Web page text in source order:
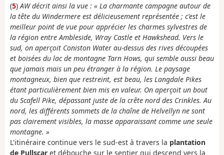
(5) AW décrit ainsi la vue : « La charmante campagne autour de
la tête du Windermere est délicieusement représentée ; c'est le
meilleur point de vue pour apprécier les charmes sylvestres de
la région entre Ambleside, Wray Castle et Hawkshead. Vers le
sud, on aperçoit Coniston Water au-dessus des rives découpées
et boisées du lac de montagne Tarn Hows, qui semble aussi beau
que jamais mais un peu étranger à la région. Le paysage
montagneux, bien que restreint, est beau, les Langdale Pikes
étant particulièrement bien mis en valeur. On aperçoit un bout
du Scafell Pike, dépassant juste de la crête nord des Crinkles. Au
nord, les différents sommets de la chaîne de Helvellyn ne sont
pas clairement visibles, la masse apparaissant comme une seule
montagne. »
L'itinéraire continue vers le sud-est à travers la plantation
de Pullscar et débouche sur le sentier qui descend vers la